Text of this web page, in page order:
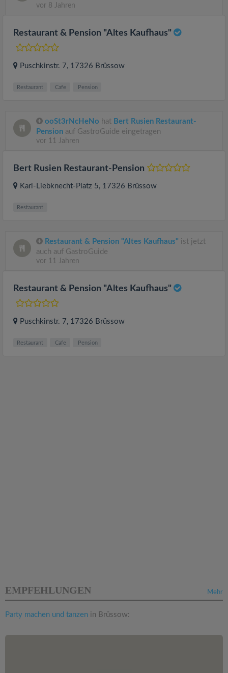
vor 8 Jahren
Restaurant & Pension "Altes Kaufhaus"
Puschkinstr. 7, 17326 Brüssow
Restaurant Cafe Pension
ooSt3rNcHeNo hat Bert Rusien Restaurant-
Pension auf GastroGuide eingetragen
vor 11 Jahren
Bert Rusien Restaurant-Pension
Karl-Liebknecht-Platz 5, 17326 Brüssow
Restaurant
Restaurant & Pension "Altes Kaufhaus" ist jetzt
auch auf GastroGuide
vor 11 Jahren
Restaurant & Pension "Altes Kaufhaus"
Puschkinstr. 7, 17326 Brüssow
Restaurant Cafe Pension
Mehr
EMPFEHLUNGEN
Party machen und tanzen in Brüssow: